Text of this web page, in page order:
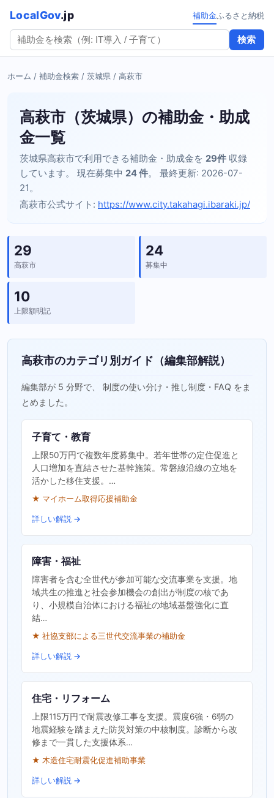
LocalGov.jp
検索
補助金ふるさと納税
ホーム / 補助金検索 / 茨城県 / 高萩市
高萩市（茨城県）の補助金・助成
金一覧
茨城県高萩市で利用できる補助金・助成金を 29件 収録
しています。 現在募集中 24 件。 最終更新: 2026-07-
21。
高萩市公式サイト: https://www.city.takahagi.ibaraki.jp/
29
高萩市
24
募集中
10
上限額明記
高萩市のカテゴリ別ガイド（編集部解説）
編集部が 5 分野で、 制度の使い分け・推し制度・FAQ をま
とめました。
子育て・教育
上限50万円で複数年度募集中。若年世帯の定住促進と
人口増加を直結させた基幹施策。常磐線沿線の立地を
活かした移住支援。…
★ マイホーム取得応援補助金
詳しい解説 →
障害・福祉
障害者を含む全世代が参加可能な交流事業を支援。地
域共生の推進と社会参加機会の創出が制度の核であ
り、小規模自治体における福祉の地域基盤強化に直
結…
★ 社協支部による三世代交流事業の補助金
詳しい解説 →
住宅・リフォーム
上限115万円で耐震改修工事を支援。震度6強・6弱の
地震経験を踏まえた防災対策の中核制度。診断から改
修まで一貫した支援体系…
★ 木造住宅耐震化促進補助事業
詳しい解説 →